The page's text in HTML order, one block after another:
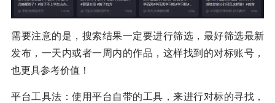
需要注意的是，搜索结果一定要进行筛选，最好筛选最新
发布，一天内或者一周内的作品，这样找到的对标账号，
也更具参考价值！
平台工具法：使用平台自带的工具，来进行对标的寻找，